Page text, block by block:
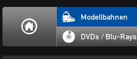
Modellbahnen
DVDs / Blu-Rays